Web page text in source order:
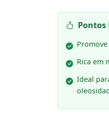
Pontos
Rica em
Ideal